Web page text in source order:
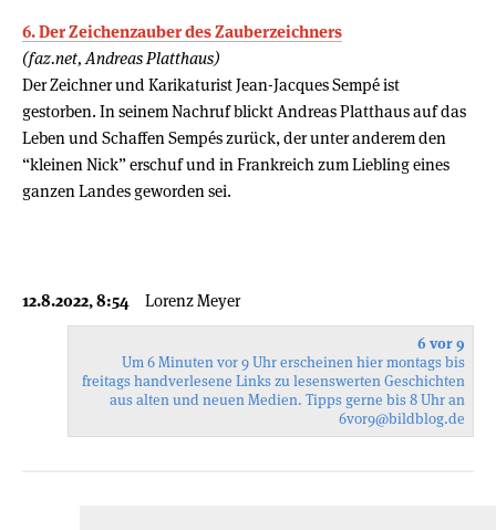
6. Der Zeichenzauber des Zauberzeichners
(faz.net, Andreas Platthaus)
Der Zeichner und Karikaturist Jean-Jacques Sempé ist
gestorben. In seinem Nachruf blickt Andreas Platthaus auf das
Leben und Schaffen Sempés zurück, der unter anderem den
“kleinen Nick” erschuf und in Frankreich zum Liebling eines
ganzen Landes geworden sei.
12.8.2022, 8:54 Lorenz Meyer
6 vor 9
Um 6 Minuten vor 9 Uhr erscheinen hier montags bis
freitags handverlesene Links zu lesenswerten Geschichten
aus alten und neuen Medien. Tipps gerne bis 8 Uhr an
6vor9@bildblog.de